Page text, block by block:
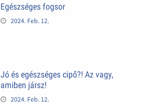
Egészséges fogsor
2024. Feb. 12.
Jó és egészséges cipő?! Az vagy,
amiben jársz!
2024. Feb. 12.